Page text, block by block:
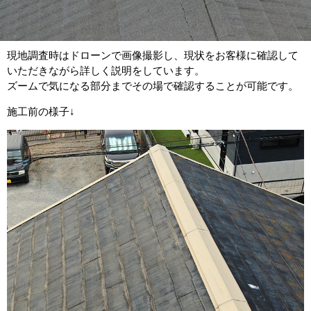
現地調査時はドローンで画像撮影し、現状をお客様に確認して
いただきながら詳しく説明をしています。
ズームで気になる部分までその場で確認することが可能です。
施工前の様子↓